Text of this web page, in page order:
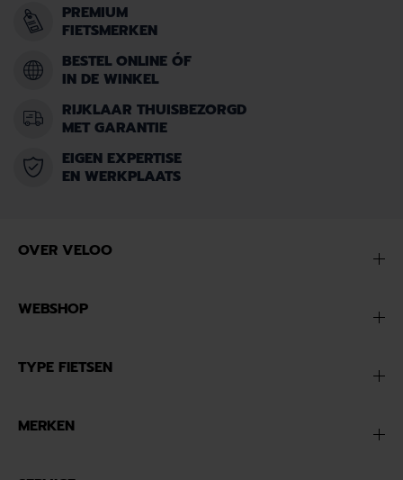
PREMIUM
FIETSMERKEN
BESTEL ONLINE ÓF
IN DE WINKEL
RIJKLAAR THUISBEZORGD
MET GARANTIE
EIGEN EXPERTISE
EN WERKPLAATS
OVER VELOO
WEBSHOP
TYPE FIETSEN
MERKEN